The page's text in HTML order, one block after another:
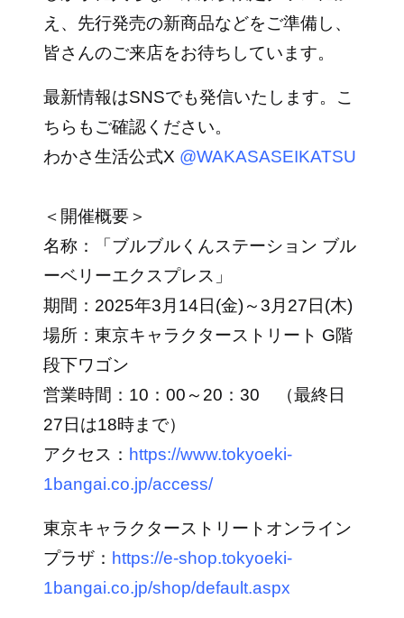
え、先行発売の新商品などをご準備し、
皆さんのご来店をお待ちしています。
最新情報はSNSでも発信いたします。こ
ちらもご確認ください。
わかさ生活公式X @WAKASASEIKATSU
＜開催概要＞
名称：「ブルブルくんステーション ブル
ーベリーエクスプレス」
期間：2025年3月14日(金)～3月27日(木)
場所：東京キャラクターストリート G階
段下ワゴン
営業時間：10：00～20：30 （最終日
27日は18時まで）
アクセス： https://www.tokyoeki-
1bangai.co.jp/access/
東京キャラクターストリートオンライン
プラザ： https://e-shop.tokyoeki-
1bangai.co.jp/shop/default.aspx